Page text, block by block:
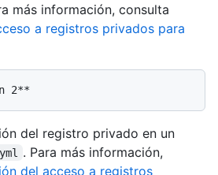
más información, consulta
a registros privados para
del registro privado en un
. Para más información,
del acceso a registros